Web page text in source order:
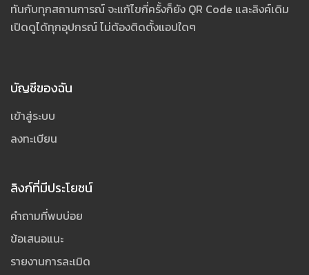
ทันกับทุกสถานการณ์ จะแก้ไขกี่ครั้งก็ยัง QR Code และลิงค์เดิม
เปิดดูได้ทุกอุปกรณ์ ไม่ต้องติดตั้งแอปใดๆ
บัญชีของฉัน
เข้าสู่ระบบ
ลงทะเบียน
ลิงก์ที่มีประโยชน์
คำถามที่พบบ่อย
ข้อเสนอแนะ
รายงานการละเมิด